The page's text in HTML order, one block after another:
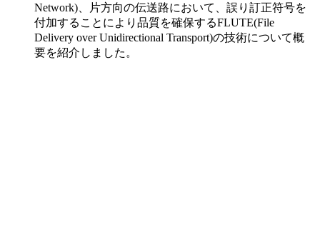
Network)、片方向の伝送路において、誤り訂正符号を
付加することにより品質を確保するFLUTE(File
Delivery over Unidirectional Transport)の技術について概
要を紹介しました。